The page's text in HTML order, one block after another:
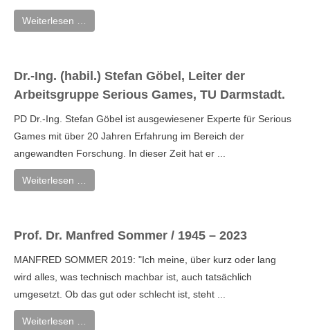
Weiterlesen …
Dr.-Ing. (habil.) Stefan Göbel, Leiter der
Arbeitsgruppe Serious Games, TU Darmstadt.
PD Dr.-Ing. Stefan Göbel ist ausgewiesener Experte für Serious
Games mit über 20 Jahren Erfahrung im Bereich der
angewandten Forschung. In dieser Zeit hat er ...
Weiterlesen …
Prof. Dr. Manfred Sommer / 1945 – 2023
MANFRED SOMMER 2019: "Ich meine, über kurz oder lang
wird alles, was technisch machbar ist, auch tatsächlich
umgesetzt. Ob das gut oder schlecht ist, steht ...
Weiterlesen …